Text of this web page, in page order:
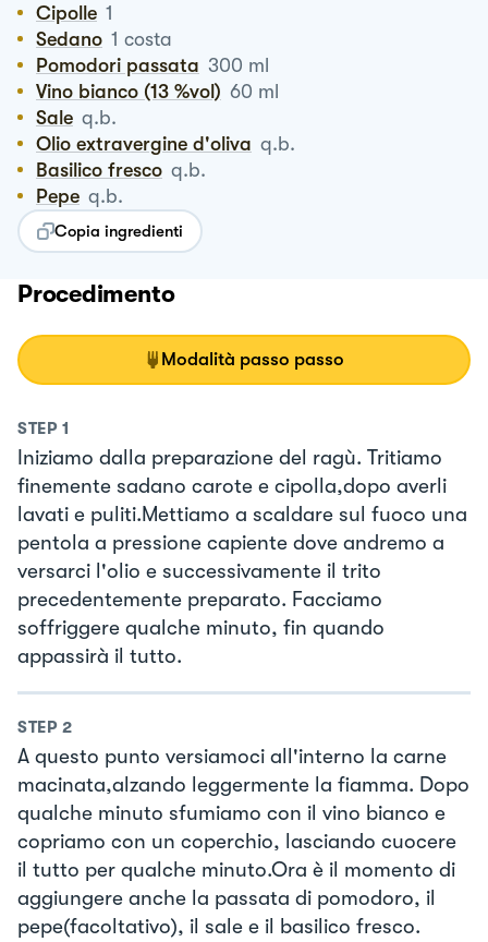
Cipolle 1
Sedano 1 costa
Pomodori passata 300 ml
Vino bianco (13 %vol) 60 ml
Sale q.b.
Olio extravergine d'oliva q.b.
Basilico fresco q.b.
Pepe q.b.
Copia ingredienti
Procedimento
Modalità passo passo
STEP 1
Iniziamo dalla preparazione del ragù. Tritiamo
finemente sadano carote e cipolla,dopo averli
lavati e puliti.Mettiamo a scaldare sul fuoco una
pentola a pressione capiente dove andremo a
versarci l'olio e successivamente il trito
precedentemente preparato. Facciamo
soffriggere qualche minuto, fin quando
appassirà il tutto.
STEP 2
A questo punto versiamoci all'interno la carne
macinata,alzando leggermente la fiamma. Dopo
qualche minuto sfumiamo con il vino bianco e
copriamo con un coperchio, lasciando cuocere
il tutto per qualche minuto.Ora è il momento di
aggiungere anche la passata di pomodoro, il
pepe(facoltativo), il sale e il basilico fresco.